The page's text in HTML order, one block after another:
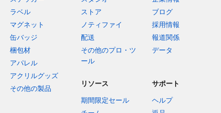
ラベル
マグネット
缶バッジ
梱包材
アパレル
アクリルグッズ
その他の製品
ストア
ノティファイ
配送
その他のプロ・ツ
ール
ブログ
採用情報
報道関係
データ
リソース
期間限定セール
サポート
ヘルプ